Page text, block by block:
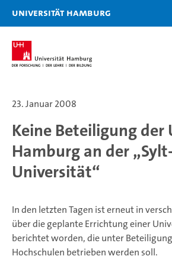
Universität Hamburg
23. Januar 2008
Keine Beteiligung
Hamburg an der „Sylt-
Universität“
In den letzten Tagen ist erneut in
über die geplante Errichtung einer
berichtet worden, die unter
Hochschulen betrieben werden soll.